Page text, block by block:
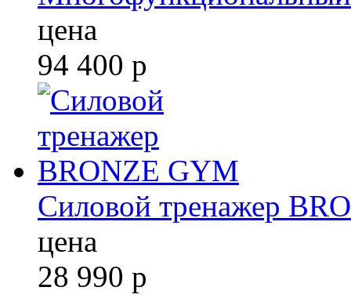
цена
94 400 р
Силовой тренажер
цена
28 990 р